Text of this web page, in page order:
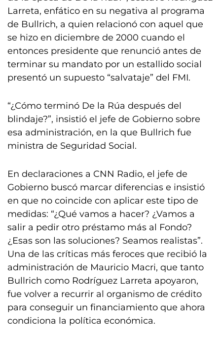
Larreta, enfático en su negativa al programa
de Bullrich, a quien relacionó con aquel que
se hizo en diciembre de 2000 cuando el
entonces presidente que renunció antes de
terminar su mandato por un estallido social
presentó un supuesto “salvataje” del FMI.
“¿Cómo terminó De la Rúa después del
blindaje?”, insistió el jefe de Gobierno sobre
esa administración, en la que Bullrich fue
ministra de Seguridad Social.
En declaraciones a CNN Radio, el jefe de
Gobierno buscó marcar diferencias e insistió
en que no coincide con aplicar este tipo de
medidas: “¿Qué vamos a hacer? ¿Vamos a
salir a pedir otro préstamo más al Fondo?
¿Esas son las soluciones? Seamos realistas”.
Una de las críticas más feroces que recibió la
administración de Mauricio Macri, que tanto
Bullrich como Rodríguez Larreta apoyaron,
fue volver a recurrir al organismo de crédito
para conseguir un financiamiento que ahora
condiciona la política económica.